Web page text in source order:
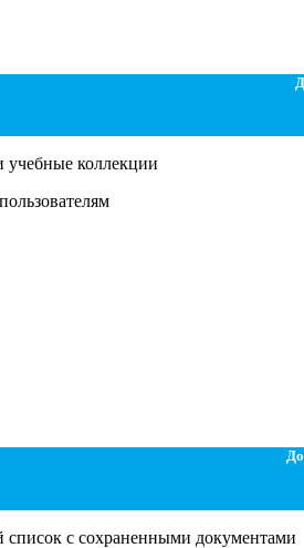
учебные коллекции
список с сохраненными документами